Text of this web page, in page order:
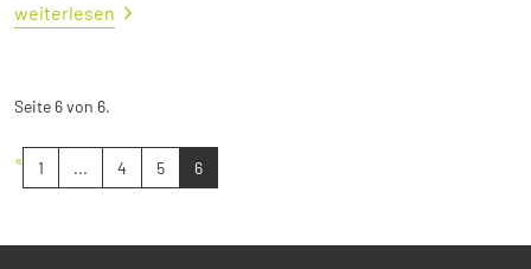
weiterlesen
Seite 6 von 6.
« 1 ... 4 5 6